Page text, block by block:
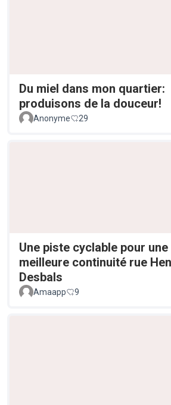
Du miel dans mon quartier:
produisons de la douceur!
Anonyme 29
Une piste cyclable pour une
meilleure continuité rue
Desbals
Amaapp 9